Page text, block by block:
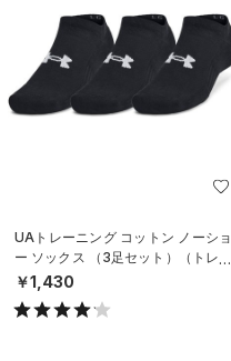
UAトレーニング コットン ノーショ
ー ソックス （3足セット）（トレー
ニング/UNISEX）
￥1,430